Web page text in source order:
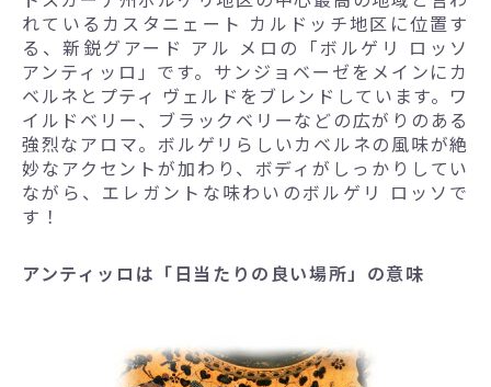
れているカスタニェート カルドッチ地区に位置す
る、新鋭グアード アル メロの「ボルゲリ ロッソ
アンティッロ」です。サンジョベーゼをメインにカ
ベルネとプティ ヴェルドをブレンドしています。ワ
イルドベリー、ブラックベリーなどの広がりのある
強烈なアロマ。ボルゲリらしいカベルネの風味が絶
妙なアクセントが加わり、ボディがしっかりしてい
ながら、エレガントな味わいのボルゲリ ロッソで
す！
アンティッロは「日当たりの良い場所」の意味